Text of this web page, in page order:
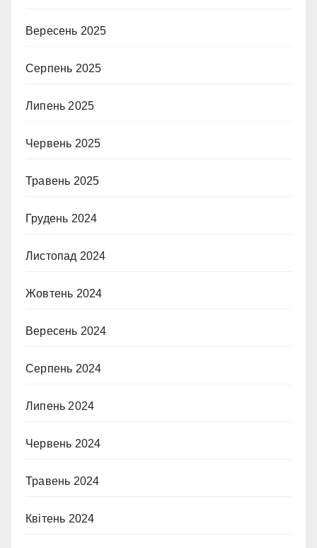
Вересень 2025
Серпень 2025
Липень 2025
Червень 2025
Травень 2025
Грудень 2024
Листопад 2024
Жовтень 2024
Вересень 2024
Серпень 2024
Липень 2024
Червень 2024
Травень 2024
Квітень 2024